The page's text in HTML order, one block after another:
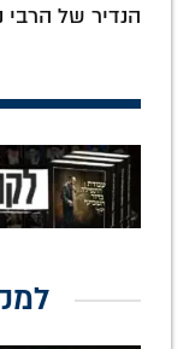
הנדיר של